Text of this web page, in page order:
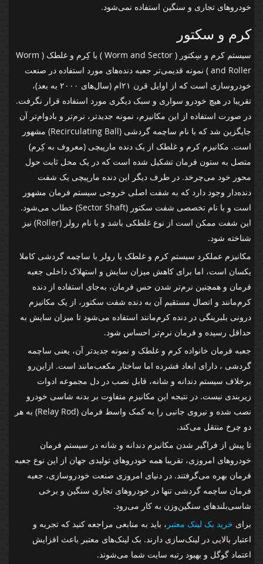
خودروهای تجاری و سنگین استفاده نمی‌شود.
کرم و سکتور
سیستم کرم و سِکتور ( Worm and Sector ) یا کِرم و غلطک ( Worm
and Roller ) نمونه قدیمی‌تر جعبه دنده‌های مورد استفاده در صنعت
خودروسازی است که از اوایل قرن ۲۱ام (سال‌های ۲۰۰۰ به بعد)،
تقریبا در هیچ خودرو سواری و سبک دیگری مورد استفاده قرار نگرفت.
در صورت استفاده از این مکانیزم، نمونه جدیدتر، نرم‌تر و بادوام‌تر آن
جایگزین شد که با نام ساچمه گردشی (Recirculating Ball) مشهور
است. مکانیزم کرم و غلطک از یک دنده مارپیچی (معروف به کِرم)
متصل به ستون فرمان تشکیل شده است که در یک محل ثابت حول
محور خود می‌چرخد. در طرف دیگر این دنده مارپیچی یک شفت
دنده‌دار وجود دارد که به شفت اصلی خروجی سیستم فرمان مشهور
است و با نام تخصصی شفت سکتور (Sector Shaft) خطاب می‌شود.
این شفت ممکن است از نوع غلطکی باشد و با نام رولر (Roller) نیز
شناخته شود.
مکانیزم عملکرد سیستم کرم و غلطک یا رولر با ساچمه گردشی کاملا
یکسان است، اما برای کاهش میزان سایش و استهلاک داخلی جعبه
فرمان و همچنین نرم‌تر شدن حس فرمان، به‌جای استفاده از دنده
کرم‌مانند و اتصال مستقیم آن به دنده شفت سکتور، از یک مکانیزم
درونی بلبرینگی در دنده کرم‌مانند استفاده می‌شود تا میزان سایش به
حداقل رسیده و فرمان نرم‌تر احساس شود.
جعبه فرمان خانواده کرم و غلطک و نمونه جدیدتر آن، یعنی ساچمه
گردشی ، دارای ابعاد فشرده اما ساختار مکعب‌مانند است. ازاین‌رو
برخلاف سیستم دندانه و شانه، قابل نصب در دل مجموعه ادوات
زیربندی نیست. در نتیجه این مکانیزم متفاوت بر بدنه شاسی خودرو
نصب شده و نیروی جانبی را به کمک واسط فرمان (Relay Rod) به هر
دو چرخ منتقل می‌کند.
تا پیش از فراگیر شدن مکانیزم دندانه و شانه در سیستم فرمان
خودروهای امروزی، تقریبا همه خودروهای تولیدی جهان از این نوع جعبه
فرمان بهره می‌گرفتند. در دنیای امروزی صنعت خودروسازی، جعبه
فرمان ساچمه گردشی تنها در خودروهای تجاری سنگین و برخی
شاسی‌بلندهای سنگین‌وزن به کار می‌رود.
برایخرید بک لینک معتبر، باید به منابعی مراجعه کنید که تجربه و
اعتبار بالایی در لینک‌سازی دارند. بک لینک‌های معتبر باعث افزایش
اعتماد گوگل و بهبود رتبه سایت شما می‌شوند.